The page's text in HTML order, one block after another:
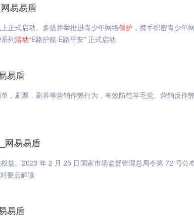
易易盾
正式启动。多措并举推进青少年网络保护 ，携手织密青少年
系列活动“E路护航·E路平安” 正式启动
易盾
单，刷票，刷券等营销作弊行为，有效防范羊毛党。营销反作
网易易盾
益。2023 年 2 月 25 日国家市场监督管理总局令第 72 号公
要点解读
易盾